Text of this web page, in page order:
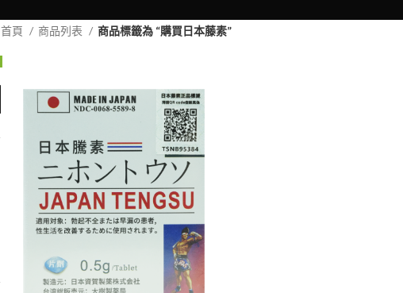
首頁 商品列表 商品標籤為 “購買日本藤素”